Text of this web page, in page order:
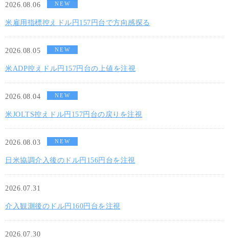
2026.08.06 NEW
米雇用指標控えドル円157円台で方向感探る
2026.08.05 NEW
米ADP控えドル円157円台の上値を注視
2026.08.04 NEW
米JOLTS控えドル円157円台の戻りを注視
2026.08.03 NEW
日米協調介入後のドル円156円台を注視
2026.07.31
介入観測後のドル円160円台を注視
2026.07.30